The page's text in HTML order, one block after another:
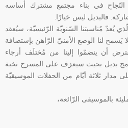
النّجاح في بناء مجتمع مشترك أساسه
فالبديل ليس خيارًا.
يُعدّ مُناسبتنا السّنويّة الرّئيسيّة، سيُعقد
لنا الوضع الأمنيّ الرّاهن بإستضافة
أن ينضمّوا إلينا من مُختلَف أرجاء
بديل بحيث سيعزف على المسرح نخبة
مدار ثلاثة أيّام من الحفلات الموسيقيّة
بالموسيقى الرّائعة،